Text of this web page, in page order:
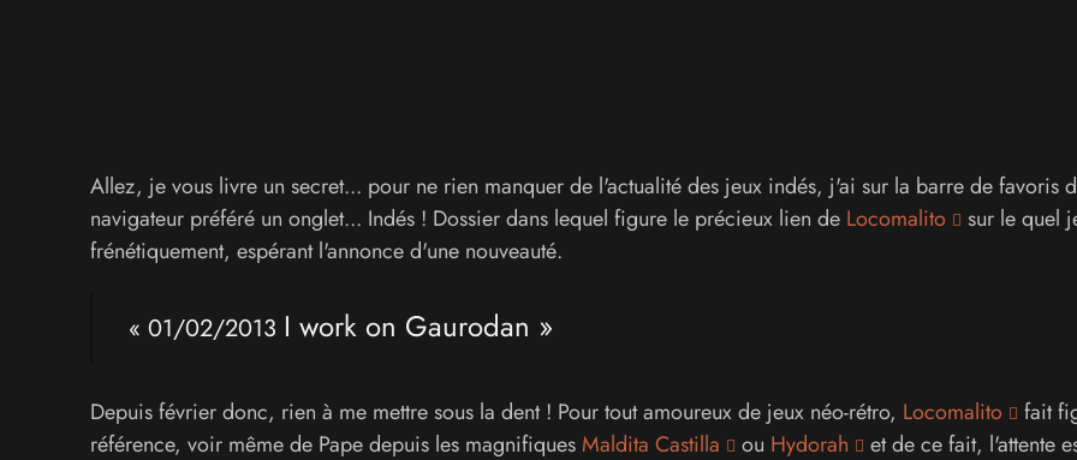
Allez, je vous livre un secret... pour ne rien manquer de l'actualité des jeux indés, j'ai sur la barre de favoris
navigateur préféré un onglet... Indés ! Dossier dans lequel figure le précieux lien de Locomalito
sur le quel
frénétiquement, espérant l'annonce d'une nouveauté.
« 01/02/2013 I work on Gaurodan »
Depuis février donc, rien à me mettre sous la dent ! Pour tout amoureux de jeux néo-rétro, Locomalito
fait
référence, voir même de Pape depuis les magnifiquesMaldita Castilla ou Hydorah
et de ce fait, l'attente